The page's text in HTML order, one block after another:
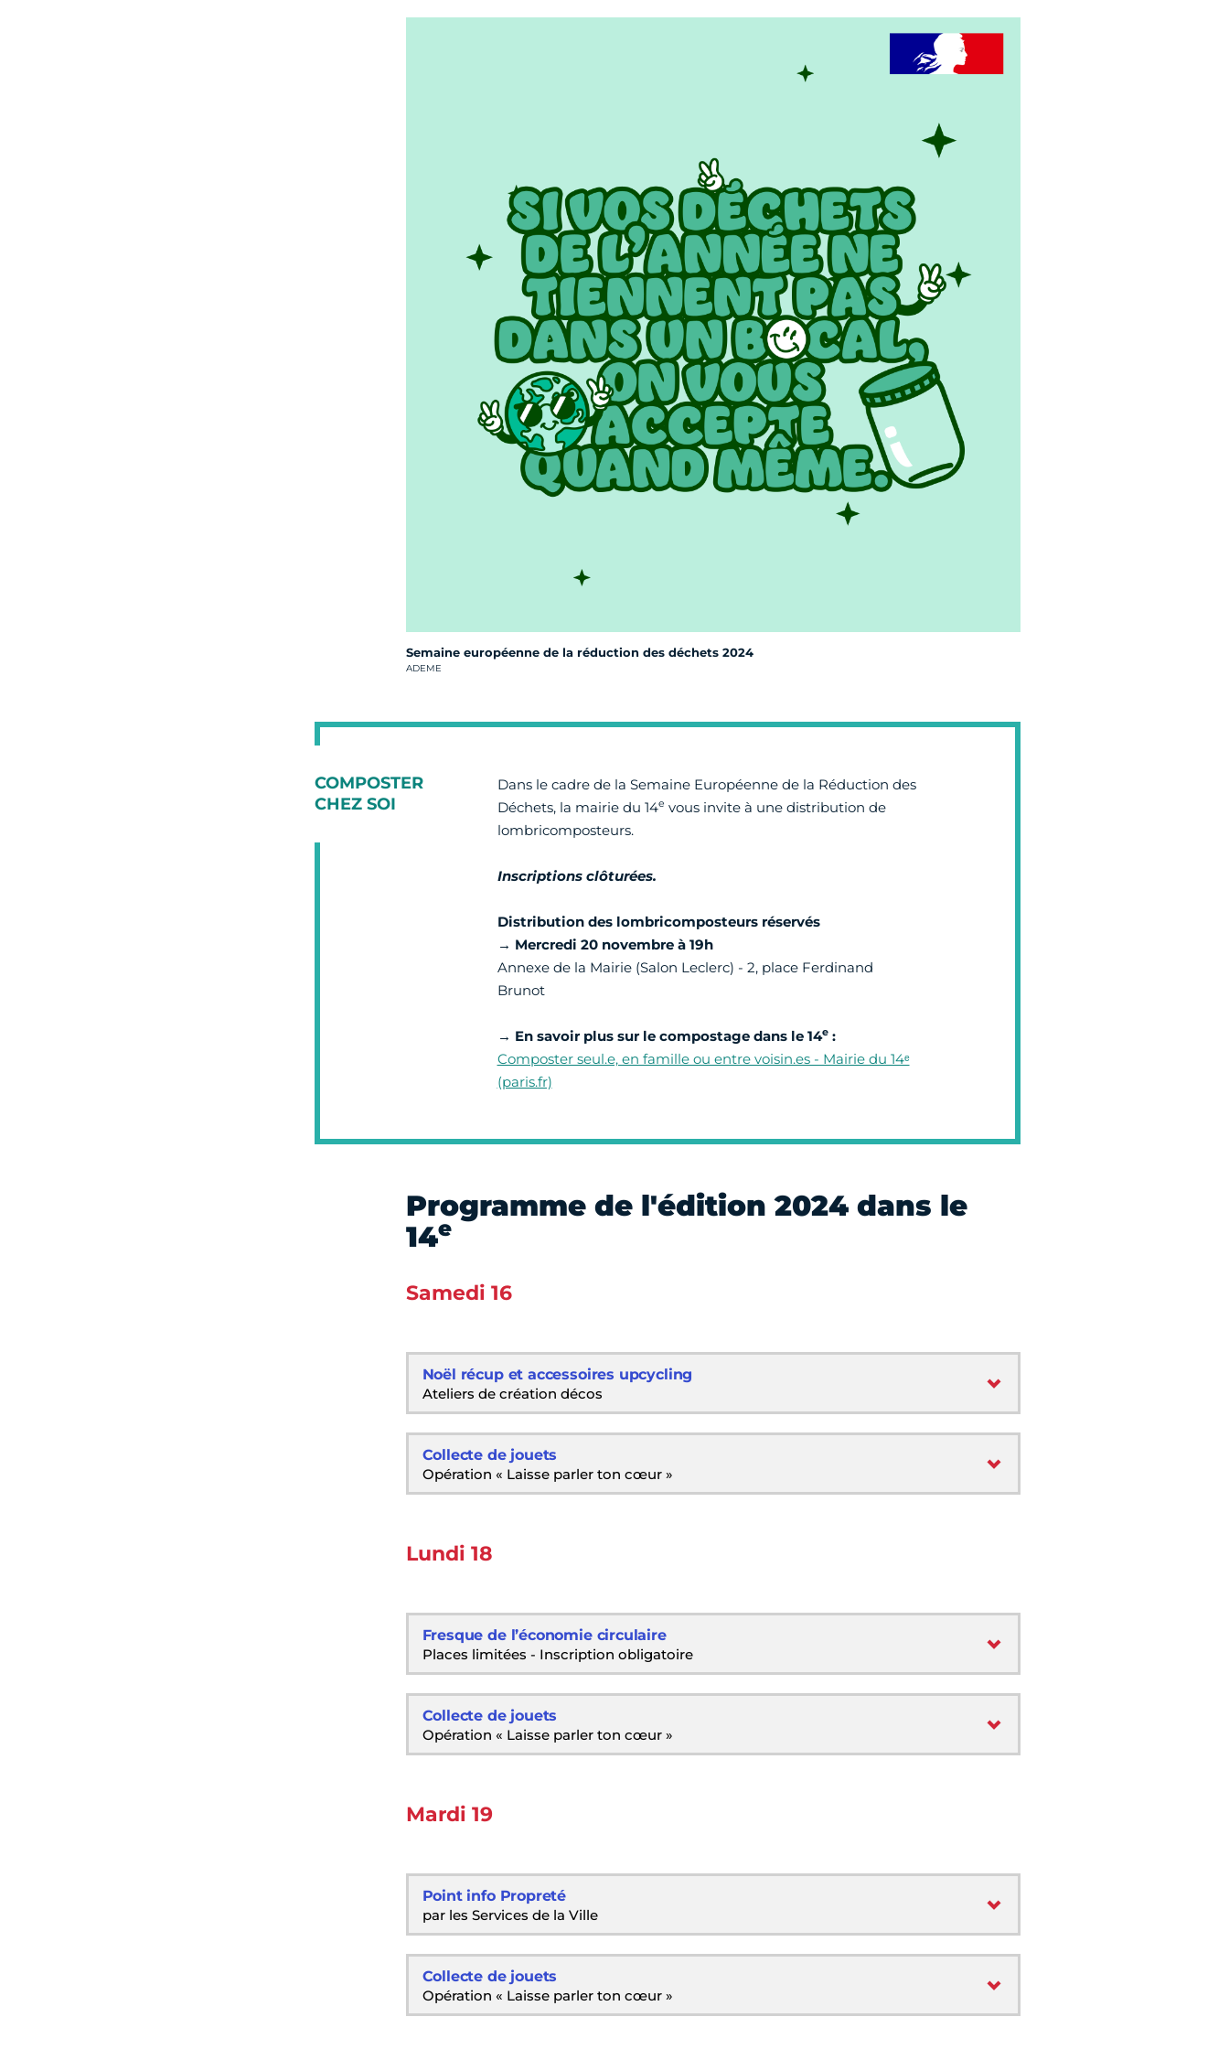
Semaine européenne de la réduction des déchets 2024
Crédit photo :
ADEME
COMPOSTER
CHEZ SOI
Dans le cadre de la Semaine Européenne de la Réduction des
Déchets, la mairie du 14e vous invite à une distribution de
lombricomposteurs.
Inscriptions clôturées.
Distribution des lombricomposteurs réservés
→ Mercredi 20 novembre à 19h
Annexe de la Mairie (Salon Leclerc) - 2, place Ferdinand
Brunot
→ En savoir plus sur le compostage dans le 14e:
Composter seul.e, en famille ou entre voisin.es - Mairie du 14ᵉ
(paris.fr)
Programme de l'édition 2024 dans le
14e
Samedi 16
Noël récup et accessoires upcycling
Ateliers de création décos
Collecte de jouets
Opération « Laisse parler ton cœur »
Lundi 18
Fresque de l’économie circulaire
Places limitées - Inscription obligatoire
Collecte de jouets
Opération « Laisse parler ton cœur »
Mardi 19
Point info Propreté
par les Services de la Ville
Collecte de jouets
Opération « Laisse parler ton cœur »